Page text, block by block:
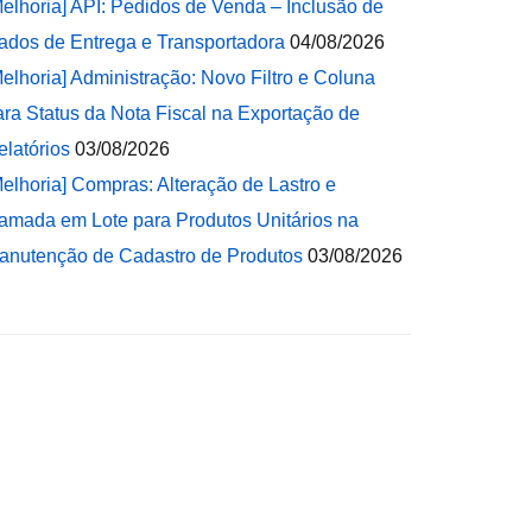
API: Pedidos de Venda – Inclusão de
de Entrega e Transportadora 04/08/2026
Administração: Novo Filtro e Coluna
Status da Nota Fiscal na Exportação de
03/08/2026
Compras: Alteração de Lastro e
em Lote para Produtos Unitários na
de Cadastro de Produtos 03/08/2026